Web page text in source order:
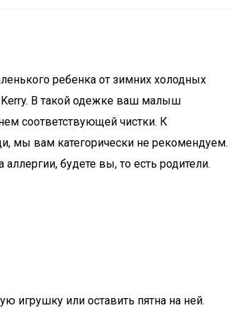
ребенка от зимних холодных
Kerry. В такой одежке ваш малыш
соответствующей чистки. К
мы вам категорически не рекомендуем.
будете вы, то есть родители.
игрушку или оставить пятна на ней.